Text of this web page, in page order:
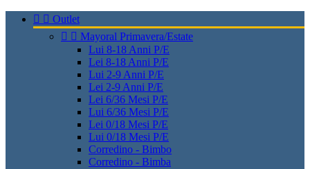
  Outlet
  Mayoral Primavera/Estate
Lui 8-18 Anni P/E
Lei 8-18 Anni P/E
Lui 2-9 Anni P/E
Lei 2-9 Anni P/E
Lei 6/36 Mesi P/E
Lui 6/36 Mesi P/E
Lei 0/18 Mesi P/E
Lui 0/18 Mesi P/E
Corredino - Bimbo
Corredino - Bimba